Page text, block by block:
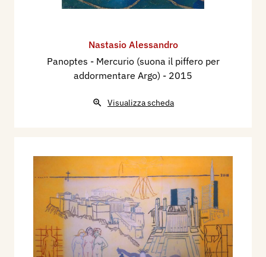
Nastasio Alessandro
Panoptes - Mercurio (suona il piffero per
addormentare Argo) - 2015
Visualizza scheda